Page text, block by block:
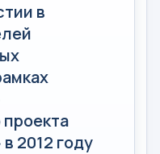
в
2012 году